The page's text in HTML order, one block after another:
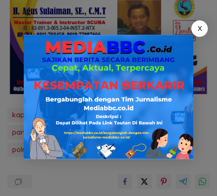
kapolres muratara media bbc.co.id
panen jagung
Polda Sumsel
polres Muratara
polri
X